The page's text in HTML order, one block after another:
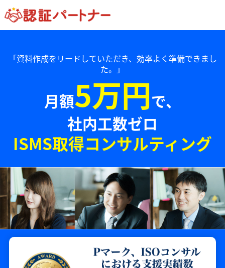
「資料作成をリードしていただき、効率よく準備できまし
た。」
月額5万円で、
社内工数ゼロ
ISMS取得コンサルティング